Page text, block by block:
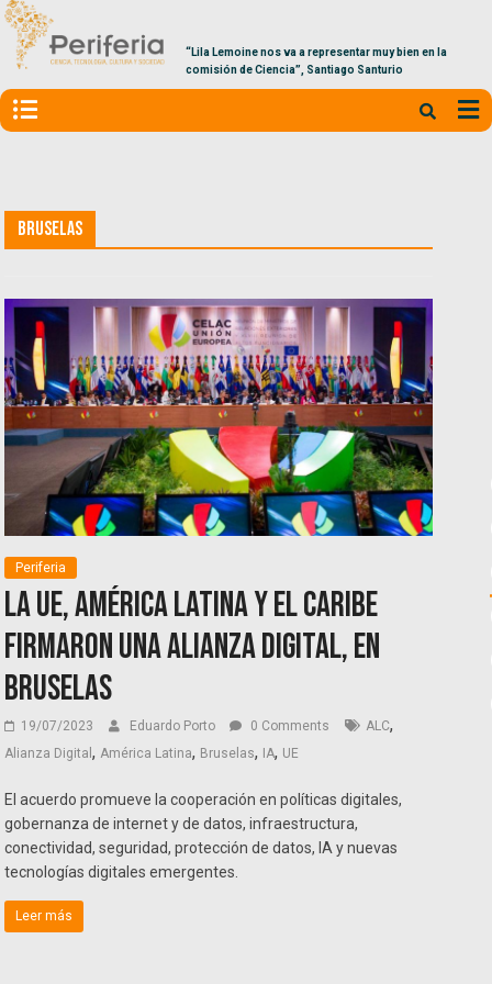
“Lila Lemoine nos va a representar muy bien en la
comisión de Ciencia”, Santiago Santurio
Bruselas
Periferia
La UE, América Latina y el Caribe
firmaron una alianza digital, en
Bruselas
19/07/2023 Eduardo Porto 0 Comments ALC,
Alianza Digital, América Latina, Bruselas, IA, UE
El acuerdo promueve la cooperación en políticas digitales,
gobernanza de internet y de datos, infraestructura,
conectividad, seguridad, protección de datos, IA y nuevas
tecnologías digitales emergentes.
Leer más